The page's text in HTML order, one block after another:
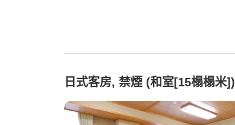
日式客房, 禁煙 (和室[15榻榻米])